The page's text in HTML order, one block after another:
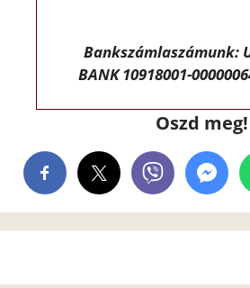
Bankszámlaszámunk:
BANK 10918001-
Oszd meg!